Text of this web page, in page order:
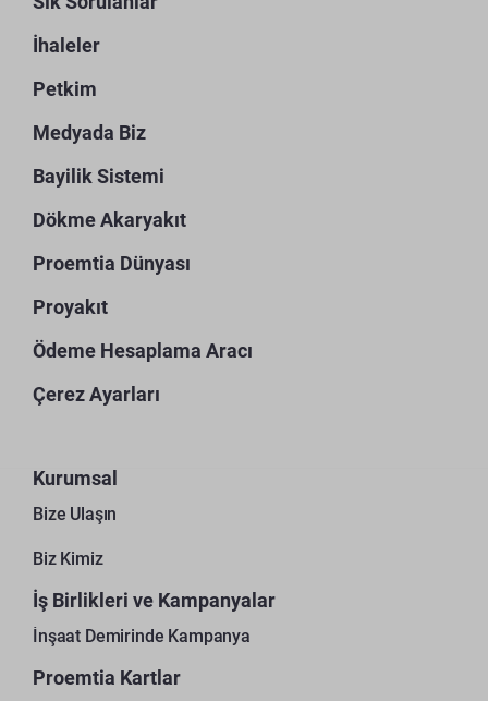
İhaleler
Petkim
Medyada Biz
Bayilik Sistemi
Dökme Akaryakıt
Proemtia Dünyası
Proyakıt
Ödeme Hesaplama Aracı
Çerez Ayarları
Kurumsal
Bize Ulaşın
Biz Kimiz
İş Birlikleri ve Kampanyalar
İnşaat Demirinde Kampanya
Proemtia Kartlar